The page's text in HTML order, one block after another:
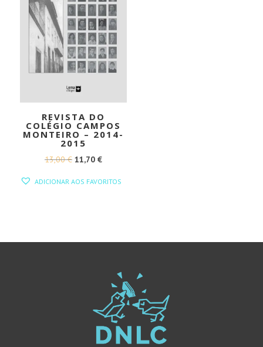
REVISTA DO
COLÉGIO CAMPOS
MONTEIRO – 2014-
2015
13,00€ O
11,70 €O
ADICIONAR AOS FAVORITOS